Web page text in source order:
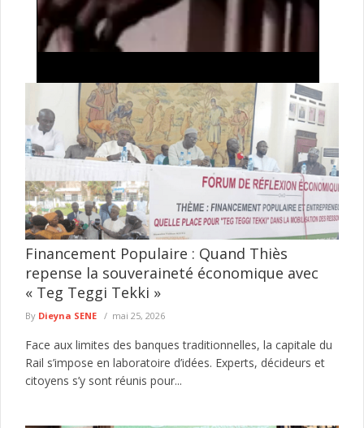
Le Commissariat d’arrondissement de Jaxaay a annoncé le
défèrement au parquet d’un individu mis en cause dans une
affaire de ...
lire plus
Financement Populaire : Quand Thiès
repense la souveraineté économique avec
« Teg Teggi Tekki »
By Dieyna SENE mai 25, 2026
Face aux limites des banques traditionnelles, la capitale du
Rail s’impose en laboratoire d’idées. Experts, décideurs et
citoyens s’y sont réunis pour...